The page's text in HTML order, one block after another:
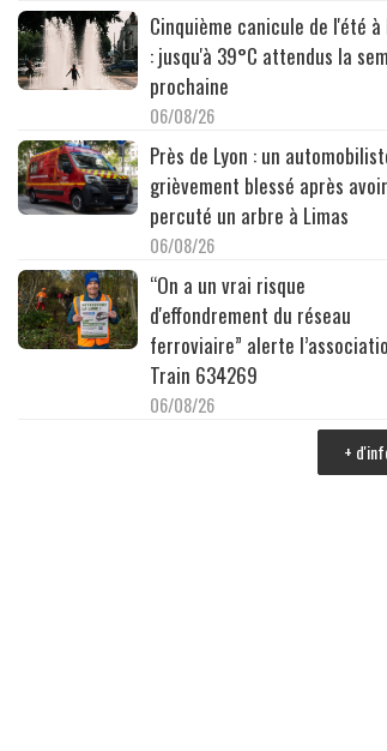
Cinquième canicule de l'été à
: jusqu'à 39°C attendus la
prochaine
06/08/26
Près de Lyon : un
grièvement blessé après avoir
percuté un arbre à Limas
06/08/26
“On a un vrai risque
d'effondrement du réseau
ferroviaire” alerte
Train 634269
06/08/26
+